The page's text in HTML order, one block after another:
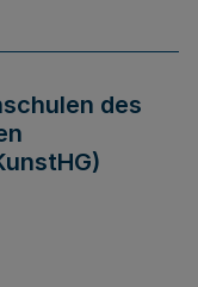
des